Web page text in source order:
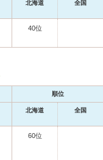
北海道 全国
40位
順位
北海道 全国
60位